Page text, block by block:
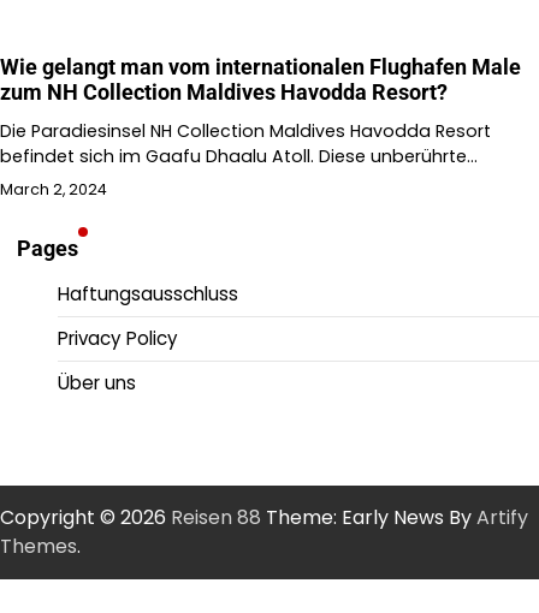
Wie gelangt man vom internationalen Flughafen Male
zum NH Collection Maldives Havodda Resort?
Die Paradiesinsel NH Collection Maldives Havodda Resort
befindet sich im Gaafu Dhaalu Atoll. Diese unberührte…
March 2, 2024
Pages
Haftungsausschluss
Privacy Policy
Über uns
Copyright © 2026 Reisen 88 Theme: Early News ByArtify
Themes.